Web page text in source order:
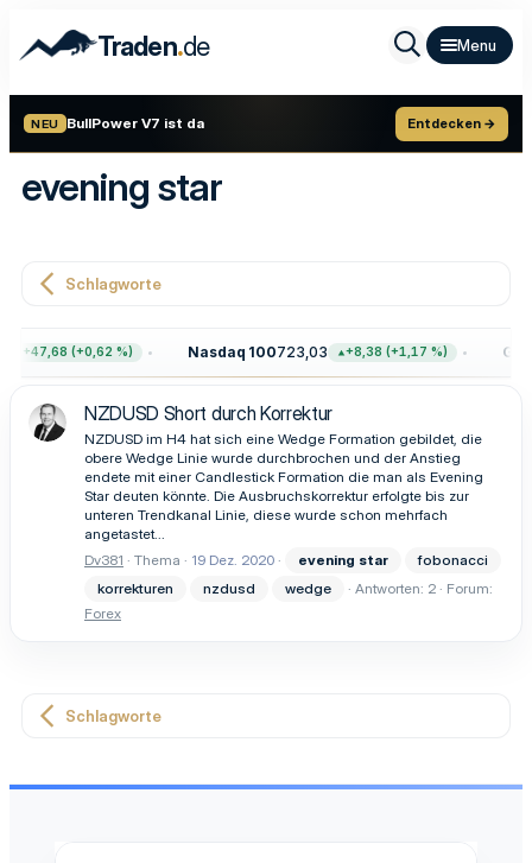
Traden.de
NEU BullPower V7 ist da Entdecken →
evening star
Schlagworte
+47,68 (+0,62 %) Nasdaq 100723,03 +8,38 (+1,17 %) Gold
NZDUSD Short durch Korrektur
NZDUSD im H4 hat sich eine Wedge Formation gebildet, die
obere Wedge Linie wurde durchbrochen und der Anstieg
endete mit einer Candlestick Formation die man als Evening
Star deuten könnte. Die Ausbruchskorrektur erfolgte bis zur
unteren Trendkanal Linie, diese wurde schon mehrfach
angetastet...
Dv381
Thema 19 Dez. 2020 evening star
fobonacci
korrekturen
nzdusd wedge Antworten: 2
Forum:
Forex
Schlagworte